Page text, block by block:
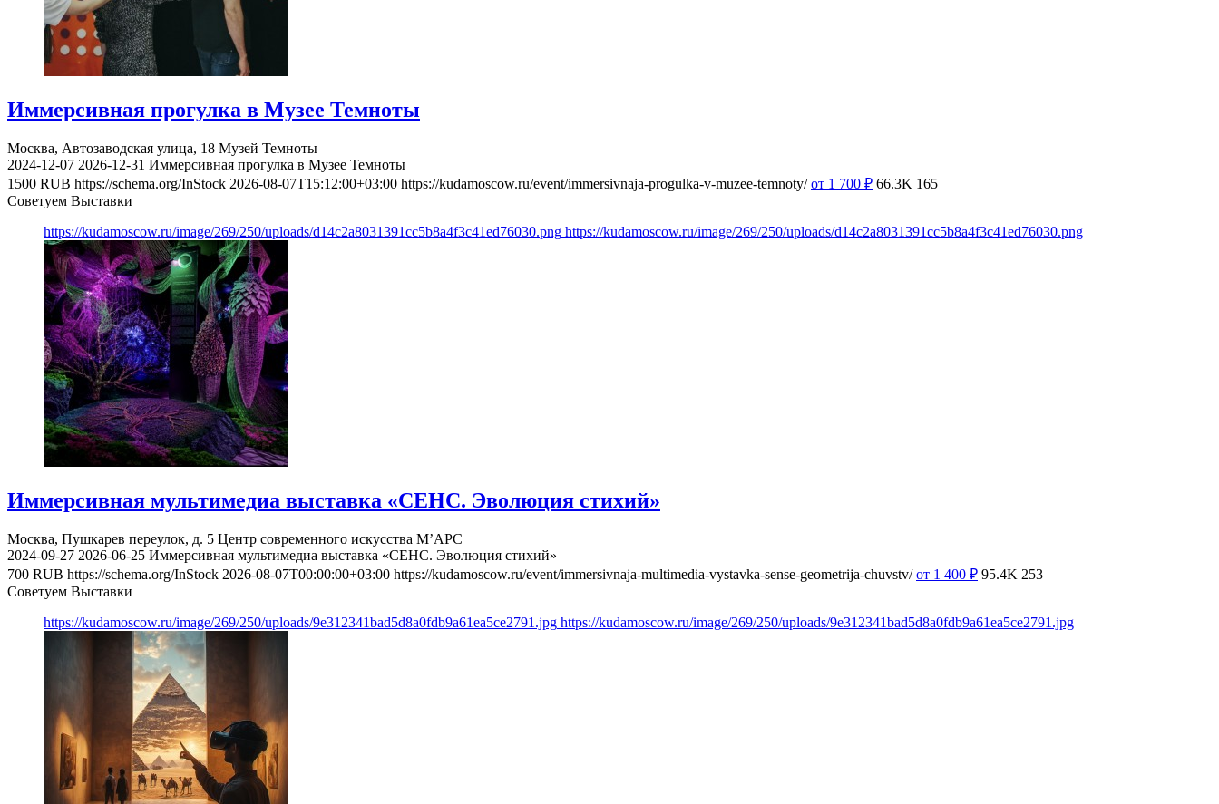
Иммерсивная прогулка в Музее Темноты
Москва, Автозаводская улица, 18 Музей Темноты
2024-12-07 2026-12-31 Иммерсивная прогулка в Музее Темноты
1500 RUB https://schema.org/InStock 2026-08-07T15:12:00+03:00 https://kudamoscow.ru/event/immersivnaja-progulka-v-muzee-temnoty/ от 1 700 ₽ 66.3K 165
Советуем Выставки
https://kudamoscow.ru/image/269/250/uploads/d14c2a8031391cc5b8a4f3c41ed76030.png https://kudamoscow.ru/image/269/250/uploads/d14c2a8031391cc5b8a4f3c41ed76030.png
Иммерсивная мультимедиа выставка «СЕНС. Эволюция стихий»
Москва, Пушкарев переулок, д. 5 Центр современного искусства М’АРС
2024-09-27 2026-06-25 Иммерсивная мультимедиа выставка «СЕНС. Эволюция стихий»
700 RUB https://schema.org/InStock 2026-08-07T00:00:00+03:00 https://kudamoscow.ru/event/immersivnaja-multimedia-vystavka-sense-geometrija-chuvstv/ от 1 400 ₽ 95.4K 253
Советуем Выставки
https://kudamoscow.ru/image/269/250/uploads/9e312341bad5d8a0fdb9a61ea5ce2791.jpg https://kudamoscow.ru/image/269/250/uploads/9e312341bad5d8a0fdb9a61ea5ce2791.jpg